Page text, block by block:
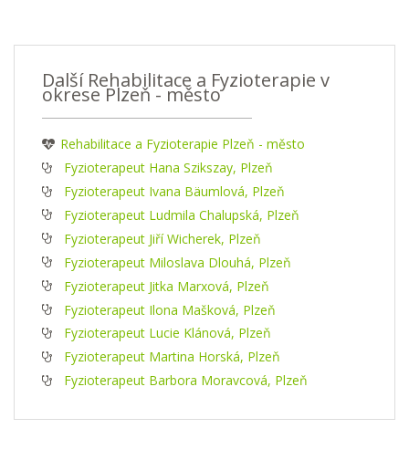
Další Rehabilitace a Fyzioterapie v
okrese Plzeň - město
Rehabilitace a Fyzioterapie Plzeň - město
Fyzioterapeut Hana Szikszay, Plzeň
Fyzioterapeut Ivana Bäumlová, Plzeň
Fyzioterapeut Ludmila Chalupská, Plzeň
Fyzioterapeut Jiří Wicherek, Plzeň
Fyzioterapeut Miloslava Dlouhá, Plzeň
Fyzioterapeut Jitka Marxová, Plzeň
Fyzioterapeut Ilona Mašková, Plzeň
Fyzioterapeut Lucie Klánová, Plzeň
Fyzioterapeut Martina Horská, Plzeň
Fyzioterapeut Barbora Moravcová, Plzeň